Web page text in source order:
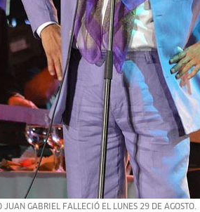
JUAN GABRIEL FALLECIÓ EL LUNES 29 DE AGOSTO.